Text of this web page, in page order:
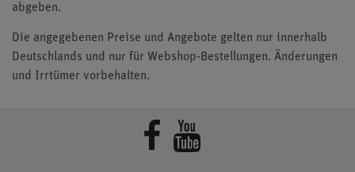
abgeben.
Die angegebenen Preise und Angebote gelten nur innerhalb
Deutschlands und nur für Webshop-Bestellungen. Änderungen
und Irrtümer vorbehalten.